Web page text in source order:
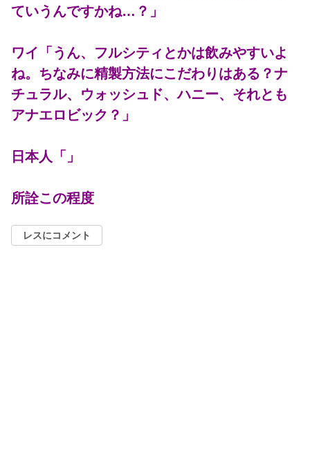
ていうんですかね…？」
ワイ「うん、フルシティとかは飲みやすいよ
ね。ちなみに精製方法にこだわりはある？ナ
チュラル、ウォッシュド、ハニー、それとも
アナエロビック？」
日本人「」
所詮この程度
レスにコメント